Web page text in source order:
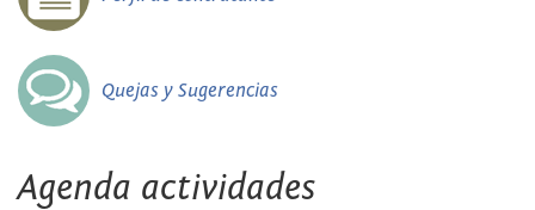
Quejas y Sugerencias
Agenda actividades